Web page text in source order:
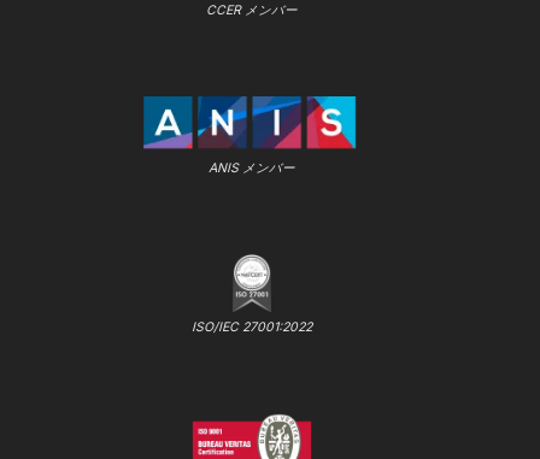
CCER メンバー
ANIS メンバー
ISO/IEC 27001:2022